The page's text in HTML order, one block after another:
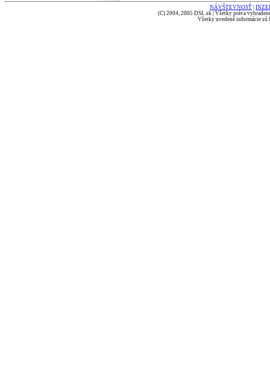
NÁVŠTEVNOSŤ
(C) 2004, 2005 DSL.sk | Všetky práva
Všetky uvedené informácie sú